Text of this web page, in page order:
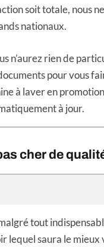
soit totale, nous
nationaux.
n’aurez rien de
pour vous
à laver en
à jour.
cher de
tout
lequel saura le mieux